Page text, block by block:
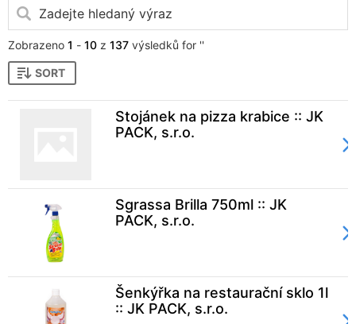
Zobrazeno 1 - 10 z 137 výsledků for ''
SORT
Stojánek na pizza krabice :: JK
PACK, s.r.o.
Sgrassa Brilla 750ml :: JK
PACK, s.r.o.
Šenkýřka na restaurační sklo 1l
:: JK PACK, s.r.o.